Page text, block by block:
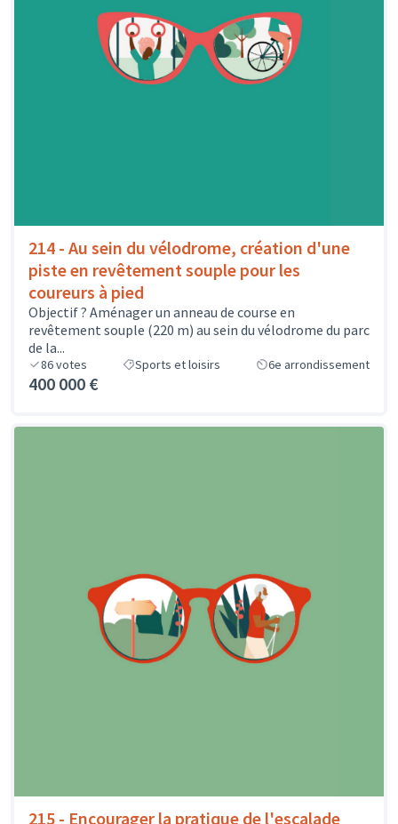
214 - Au sein du vélodrome, création d'une
piste en revêtement souple pour les
coureurs à pied
Objectif ? Aménager un anneau de course en
revêtement souple (220 m) au sein du vélodrome du parc
de la...
86votes Sports et loisirs 6e arrondissement
400 000 €
215 - Encourager la pratique de l'escalade